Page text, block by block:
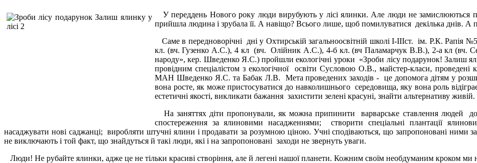
У переддень Нового року люди вирубують у лісі ялинки. Але люди не замислюються
прийшла людина і зрубала її. А навіщо? Всього лише, щоб помилуватися декілька днів. А
Саме в передноворічні дні у Охтирській загальноосвітній школі І-ІІІст. ім. Р.К.
кл. (вч. Гузенко А.С.), 4 кл (вч. Олійник А.С.), 4-б кл. (вч Паламарчук В.В.), 2-а кл
народу», кер. Шведенко Я.С.) пройшли екологічні уроки «Зроби лісу подарунок! Залиш
провідним спеціалістом з екологічної освіти Сусловою О.В., майстер-класи,
МАН Шведенко Я.С. та Бабак Л.В. Мета проведених заходів - це допомога дітям у
вона росте, як може пристосуватися до навколишнього середовища, яку вона роль
естетичні якості, викликати бажання захистити зелені красуні, знайти альтернативу живій.
На заняттях діти пропонували, як можна припинити варварське ставлення людей
спостереження за ялиновими насадженнями; створити спеціальні плантації
насаджувати нові саджанці; виробляти штучні ялини і продавати за розумною ціною. Учні сподіваються, що запропоновані ними
не виключають і той факт, що знайдуться й такі люди, які і на запропоновані заходи не звернуть уваги.
Люди! Не рубайте ялинки, адже це не тільки красиві створіння, але й легені нашої планети. Кожним своїм необдуманим кроком